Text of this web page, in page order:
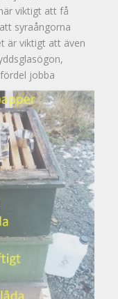
viktigt att få
syraångorna
är viktigt att även
jobba